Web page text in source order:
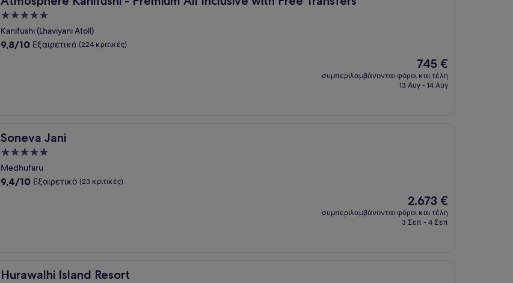
Κατάλυμα
με
5.0
Kanifushi (Lhaviyani Atoll)
9.8
9,8/10 Εξαιρετικό (224 κριτικές)
Η
τιμή
είναι
745 €
συμπεριλαμβάνονται φόροι και τέλη
13 Αυγ - 14 Αυγ
Soneva Jani
Soneva Jani
Κατάλυμα
με
5.0
Medhufaru
9.4
9,4/10 Εξαιρετικό (23 κριτικές)
Η
τιμή
είναι
2.673 €
συμπεριλαμβάνονται φόροι και τέλη
3 Σεπ - 4 Σεπ
Hurawalhi Island Resort
Hurawalhi Island Resort